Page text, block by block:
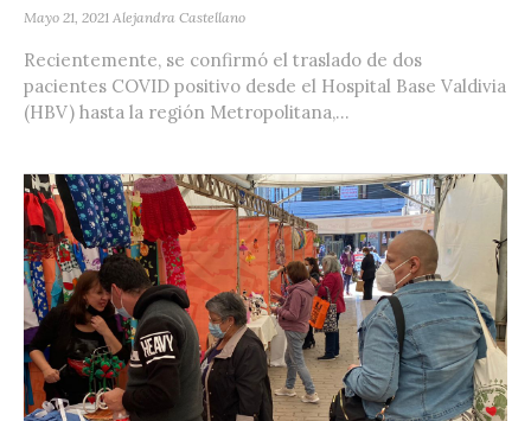
Mayo 21, 2021 Alejandra Castellano
Recientemente, se confirmó el traslado de dos
pacientes COVID positivo desde el Hospital Base Valdivia
(HBV) hasta la región Metropolitana,...